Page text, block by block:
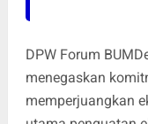
DPW Forum
menegaskan
memperjuangkan